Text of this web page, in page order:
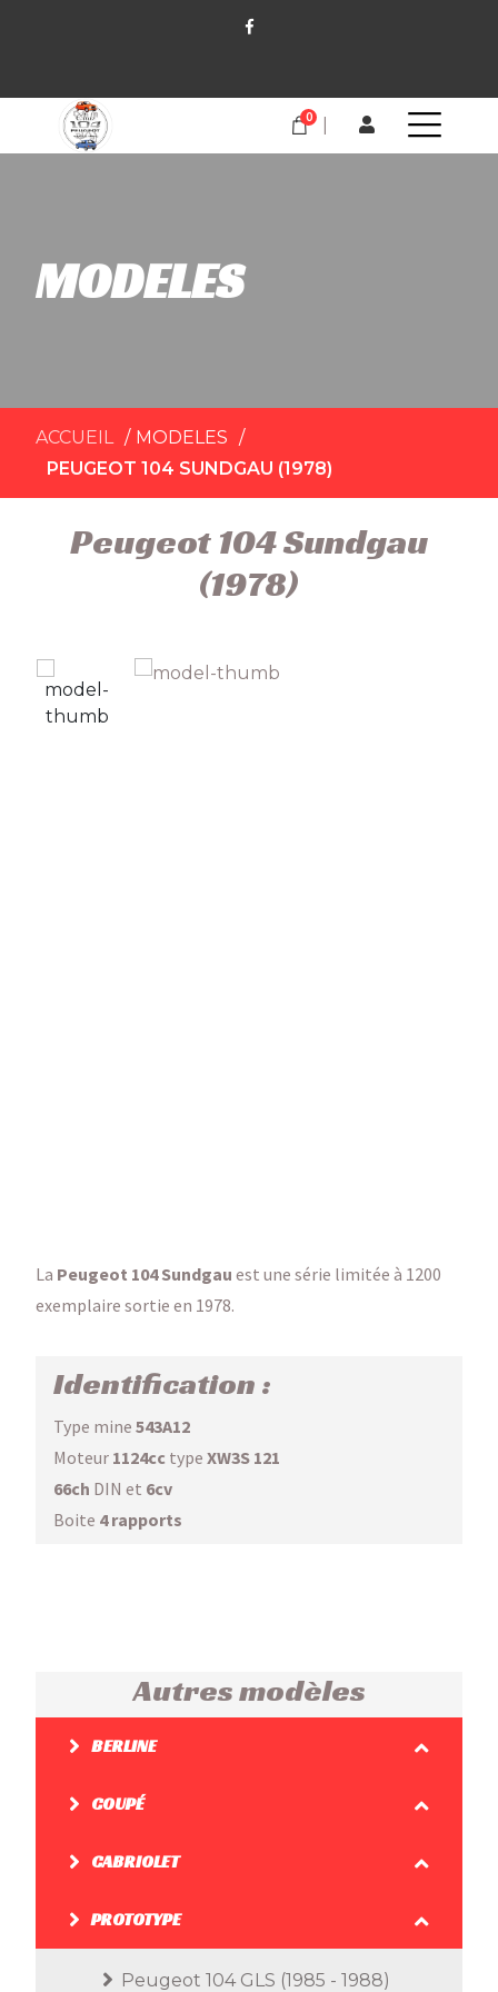
0
MODELES
ACCUEIL
MODELES
PEUGEOT 104 SUNDGAU (1978)
Peugeot 104 Sundgau
(1978)
La Peugeot 104 Sundgau est une série limitée à 1200
exemplaire sortie en 1978.
Identification :
Type mine 543A12
Moteur 1124cc type XW3S 121
66ch DIN et 6cv
Boite 4 rapports
Autres modèles
BERLINE
COUPÉ
CABRIOLET
PROTOTYPE
Peugeot 104 GLS (1985 - 1988)